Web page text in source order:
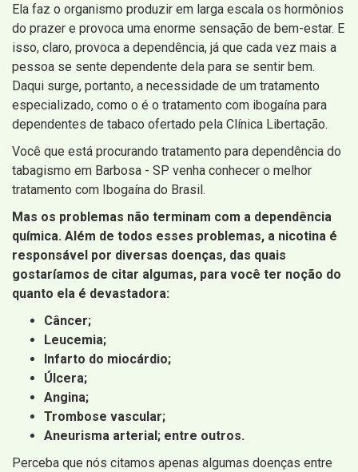
Ela faz o organismo produzir em larga escala os hormônios
do prazer e provoca uma enorme sensação de bem-estar. E
isso, claro, provoca a dependência, já que cada vez mais a
pessoa se sente dependente dela para se sentir bem.
Daqui surge, portanto, a necessidade de um tratamento
especializado, como o é o tratamento com ibogaína para
dependentes de tabaco ofertado pela Clínica Libertação.
Você que está procurando tratamento para dependência do
tabagismo em Barbosa - SP venha conhecer o melhor
tratamento com Ibogaína do Brasil.
Mas os problemas não terminam com a dependência
química. Além de todos esses problemas, a nicotina é
responsável por diversas doenças, das quais
gostaríamos de citar algumas, para você ter noção do
quanto ela é devastadora:
Câncer;
Leucemia;
Infarto do miocárdio;
Úlcera;
Angina;
Trombose vascular;
Aneurisma arterial; entre outros.
Perceba que nós citamos apenas algumas doenças entre